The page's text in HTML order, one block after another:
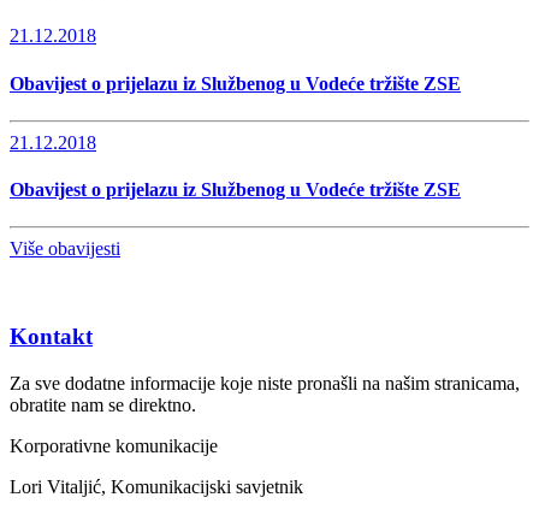
21.12.2018
Obavijest o prijelazu iz Službenog u Vodeće tržište ZSE
21.12.2018
Obavijest o prijelazu iz Službenog u Vodeće tržište ZSE
Više obavijesti
Kontakt
Za sve dodatne informacije koje niste pronašli na našim stranicama,
obratite nam se direktno.
Korporativne komunikacije
Lori Vitaljić, Komunikacijski savjetnik